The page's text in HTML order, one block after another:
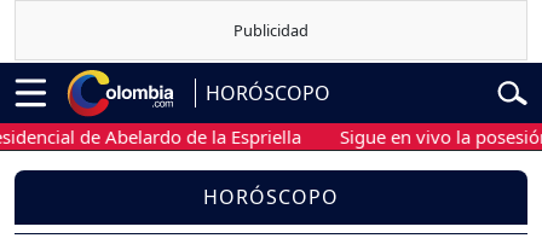
HORÓSCOPO
de Abelardo de la Espriella Sigue en vivo la posesión
HORÓSCOPO